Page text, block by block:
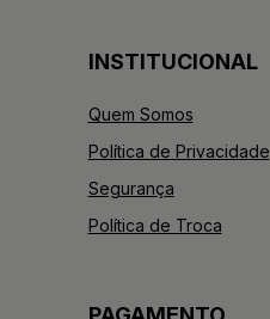
INSTITUCIONAL
Quem Somos
Política de Privacidade
Segurança
Política de Troca